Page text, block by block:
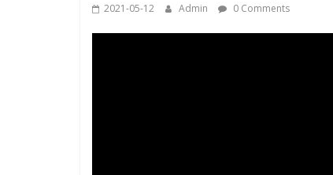
2021-05-12 Admin 0 Comments